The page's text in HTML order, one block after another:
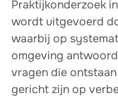
Praktijkonderzoek
wordt uitgevoerd
waarbij op
omgeving
vragen die
gericht zijn op